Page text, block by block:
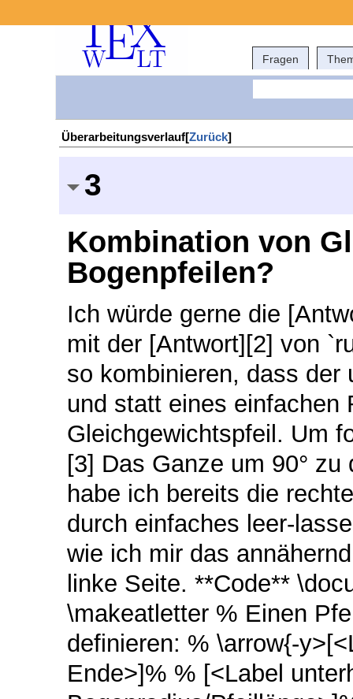
Fragen
Überarbeitungsverlauf[Zurück]
3
Kombination von
Bogenpfeilen?
Ich würde gerne die
mit der [Antwort][2] von
so kombinieren, dass der
und statt eines einfachen
Gleichgewichtspfeil. Um
[3] Das Ganze um 90°
habe ich bereits die
durch einfaches leer-
wie ich mir das
linke Seite. **Code**
\makeatletter % Einen
definieren: % \arrow{-
Ende>]% % [<Label